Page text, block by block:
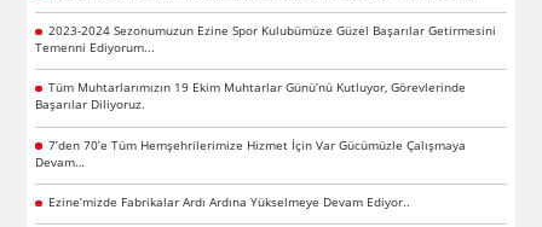
2023-2024 Sezonumuzun Ezine Spor Kulubümüze Güzel Başarılar Getirmesini
Temenni Ediyorum...
Tüm Muhtarlarımızın 19 Ekim Muhtarlar Günü’nü Kutluyor, Görevlerinde
Başarılar Diliyoruz.
7’den 70’e Tüm Hemşehrilerimize Hizmet İçin Var Gücümüzle Çalışmaya
Devam…
Ezine’mizde Fabrikalar Ardı Ardına Yükselmeye Devam Ediyor..